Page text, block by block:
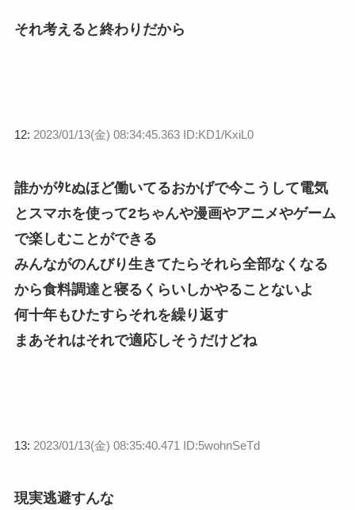
それ考えると終わりだから
12: 2023/01/13(金) 08:34:45.363 ID:KD1/KxiL0
誰かがﾀﾋぬほど働いてるおかげで今こうして電気
とスマホを使って2ちゃんや漫画やアニメやゲーム
で楽しむことができる
みんながのんびり生きてたらそれら全部なくなる
から食料調達と寝るくらいしかやることないよ
何十年もひたすらそれを繰り返す
まあそれはそれで適応しそうだけどね
13: 2023/01/13(金) 08:35:40.471 ID:5wohnSeTd
現実逃避すんな